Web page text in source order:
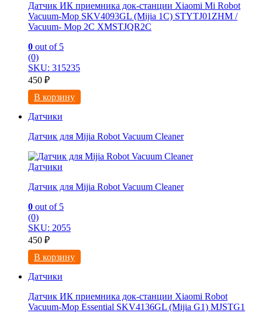
Датчик ИК приемника док-станции Xiaomi Mi Robot
Vacuum-Mop SKV4093GL (Mijia 1C) STYTJ01ZHM /
Vacuum- Mop 2C XMSTJQR2C
0 out of 5
(0)
SKU: 315235
450 ₽
В корзину
Датчики
Датчик для Mijia Robot Vacuum Cleaner
Датчики
Датчик для Mijia Robot Vacuum Cleaner
0 out of 5
(0)
SKU: 2055
450 ₽
В корзину
Датчики
Датчик ИК приемника док-станции Xiaomi Robot
Vacuum-Mop Essential SKV4136GL (Mijia G1) MJSTG1